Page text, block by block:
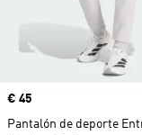
Precio
€ 45
Pantalón de deporte